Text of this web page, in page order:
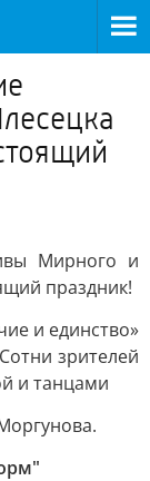
Мирного и
праздник!
и единство»
зрителей
и танцами